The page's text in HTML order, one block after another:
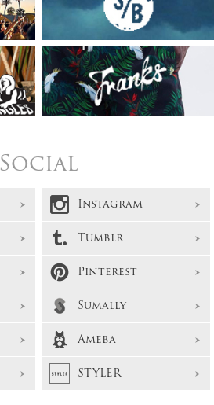
Social
Instagram
Tumblr
Pinterest
Sumally
Ameba
STYLER